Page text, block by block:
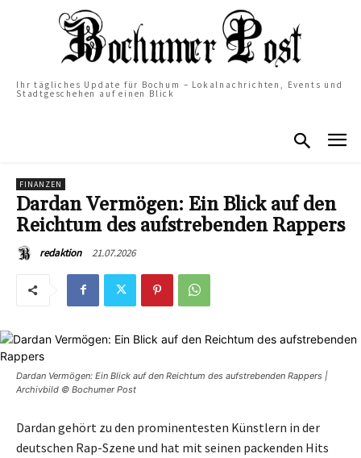
Ihr tägliches Update für Bochum – Lokalnachrichten, Events und
Stadtgeschehen auf einen Blick
FINANZEN
Dardan Vermögen: Ein Blick auf den
Reichtum des aufstrebenden Rappers
redaktion 21.07.2026
Dardan Vermögen: Ein Blick auf den Reichtum des aufstrebenden Rappers |
Archivbild © Bochumer Post
Dardan gehört zu den prominentesten Künstlern in der
deutschen Rap-Szene und hat mit seinen packenden Hits